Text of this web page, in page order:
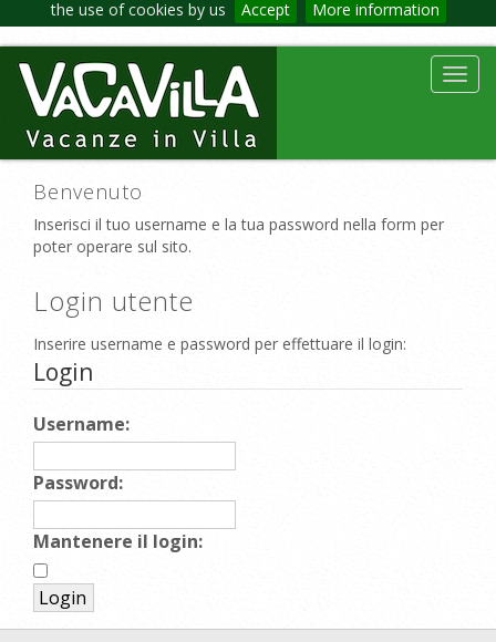
the use of cookies by us Accept More information
Benvenuto
Inserisci il tuo username e la tua password nella form per
poter operare sul sito.
Login utente
Inserire username e password per effettuare il login:
Login
Username:
Password:
Mantenere il login: